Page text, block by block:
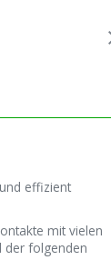
effizient
mit vielen
der folgenden